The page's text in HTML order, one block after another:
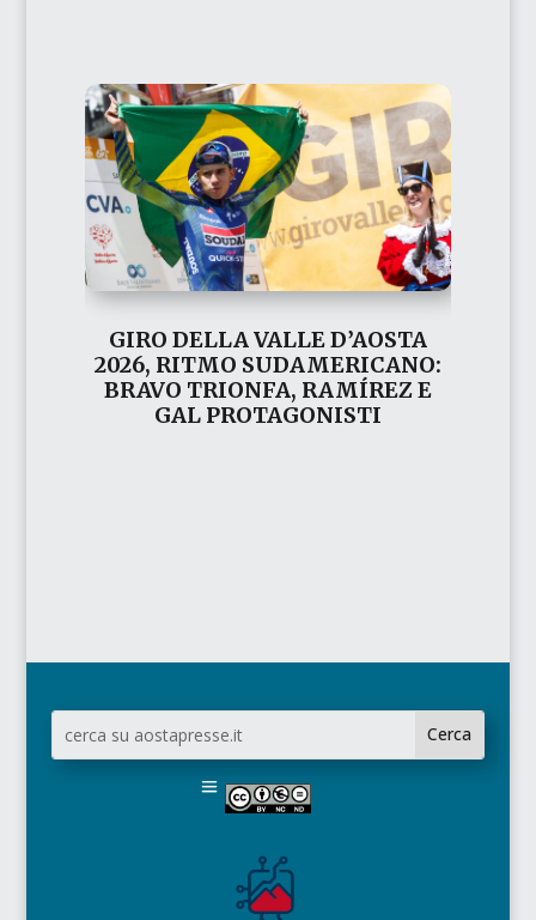
GIRO DELLA VALLE D’AOSTA
2026, RITMO SUDAMERICANO:
BRAVO TRIONFA, RAMÍREZ E
GAL PROTAGONISTI